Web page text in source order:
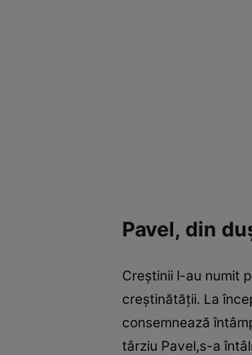
Pavel, din
Creştinii l-au numit
creştinătăţii. La
consemnează
târziu Pavel,s-a